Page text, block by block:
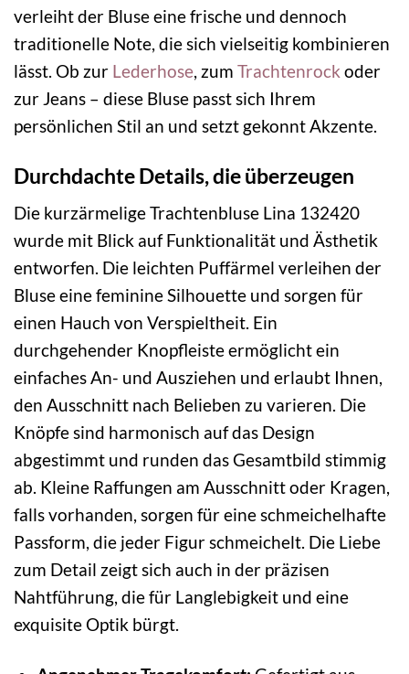
verleiht der Bluse eine frische und dennoch
traditionelle Note, die sich vielseitig kombinieren
lässt. Ob zur Lederhose , zum Trachtenrock oder
zur Jeans – diese Bluse passt sich Ihrem
persönlichen Stil an und setzt gekonnt Akzente.
Durchdachte Details, die überzeugen
Die kurzärmelige Trachtenbluse Lina 132420
wurde mit Blick auf Funktionalität und Ästhetik
entworfen. Die leichten Puffärmel verleihen der
Bluse eine feminine Silhouette und sorgen für
einen Hauch von Verspieltheit. Ein
durchgehender Knopfleiste ermöglicht ein
einfaches An- und Ausziehen und erlaubt Ihnen,
den Ausschnitt nach Belieben zu varieren. Die
Knöpfe sind harmonisch auf das Design
abgestimmt und runden das Gesamtbild stimmig
ab. Kleine Raffungen am Ausschnitt oder Kragen,
falls vorhanden, sorgen für eine schmeichelhafte
Passform, die jeder Figur schmeichelt. Die Liebe
zum Detail zeigt sich auch in der präzisen
Nahtführung, die für Langlebigkeit und eine
exquisite Optik bürgt.